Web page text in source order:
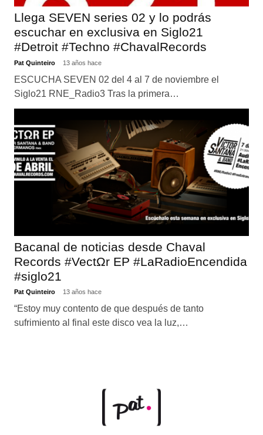
Llega SEVEN series 02 y lo podrás
escuchar en exclusiva en Siglo21
#Detroit #Techno #ChavalRecords
Pat Quinteiro 13 años hace
ESCUCHA SEVEN 02 del 4 al 7 de noviembre el
Siglo21 RNE_Radio3 Tras la primera…
Bacanal de noticias desde Chaval
Records #VectΩr EP #LaRadioEncendida
#siglo21
Pat Quinteiro 13 años hace
“Estoy muy contento de que después de tanto
sufrimiento al final este disco vea la luz,…